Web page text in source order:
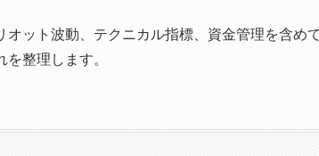
オット波動、テクニカル指標、資金管理を含め
整理します。